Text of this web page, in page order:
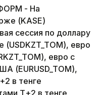
- На
(KASE)
сессия по доллару
евро
евро с
(EURUSD_TOM),
в тенге